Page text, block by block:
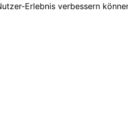
Erlebnis verbessern